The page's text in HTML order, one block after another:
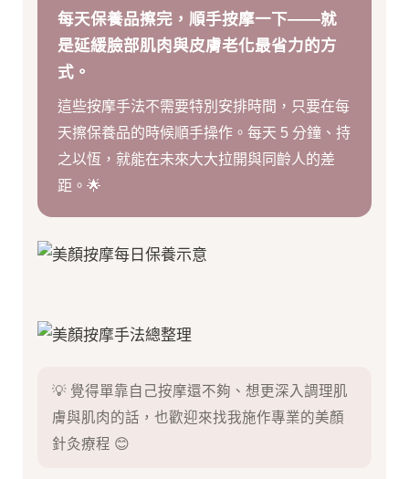
每天保養品擦完，順手按摩一下——就
是延緩臉部肌肉與皮膚老化最省力的方
式。
這些按摩手法不需要特別安排時間，只要在每
天擦保養品的時候順手操作。每天 5 分鐘、持
之以恆，就能在未來大大拉開與同齡人的差
距。🌟
💡 覺得單靠自己按摩還不夠、想更深入調理肌
膚與肌肉的話，也歡迎來找我施作專業的美顏
針灸療程 😊